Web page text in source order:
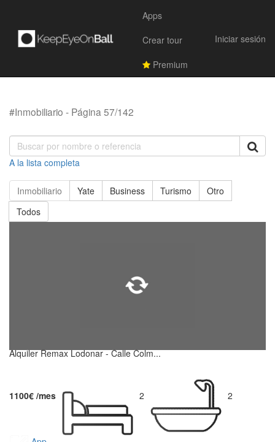
Apps
Crear tour
Premium
Iniciar sesión
#Inmobiliario - Página 57/142
A la lista completa
Inmobiliario Yate Business Turismo
Otro
Todos
Alquiler Remax Lodonar - Calle Colm...
1100€ /mes 2 2